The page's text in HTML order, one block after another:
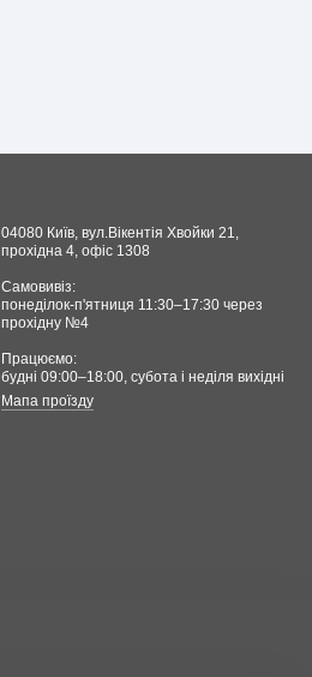
04080 Київ, вул.Вікентія Хвойки 21,
прохідна 4, офіс 1308
Самовивіз:
понеділок-п'ятниця 11:30–17:30 через
прохідну №4
Працюємо:
будні 09:00–18:00, cубота і неділя вихідні
Мапа проїзду